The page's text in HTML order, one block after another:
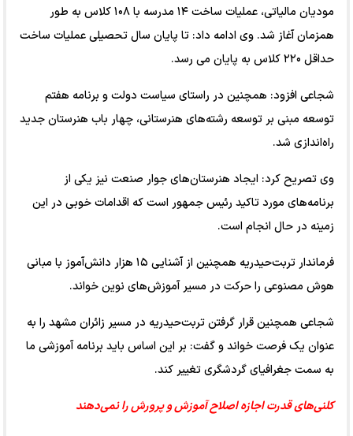
مودیان مالیاتی، عملیات ساخت ۱۴ مدرسه با ۱۰۸ کلاس به طور
همزمان آغاز شد. وی ادامه داد: تا پایان سال تحصیلی عملیات ساخت
حداقل ۲۲۰ کلاس به پایان می رسد.
شجاعی افزود: همچنین در راستای سیاست دولت و برنامه هفتم
توسعه مبنی بر توسعه رشته‌های هنرستانی، چهار باب هنرستان جدید
راه‌اندازی شد.
وی تصریح کرد: ایجاد هنرستان‌های جوار صنعت نیز یکی از
برنامه‌های مورد تاکید رئیس جمهور است که اقدامات خوبی در این
زمینه در حال انجام است.
فرماندار تربت‌حیدریه همچنین از آشنایی ۱۵ هزار دانش‌آموز با مبانی
هوش مصنوعی را حرکت در مسیر آموزش‌های نوین خواند.
شجاعی همچنین قرار گرفتن تربت‌حیدریه در مسیر زائران مشهد را به
عنوان یک فرصت خواند و گفت: بر این اساس باید برنامه آموزشی ما
به سمت جغرافیای گردشگری تغییر کند.
کلنی‌های قدرت اجازه اصلاح آموزش و پرورش را نمی‌دهند